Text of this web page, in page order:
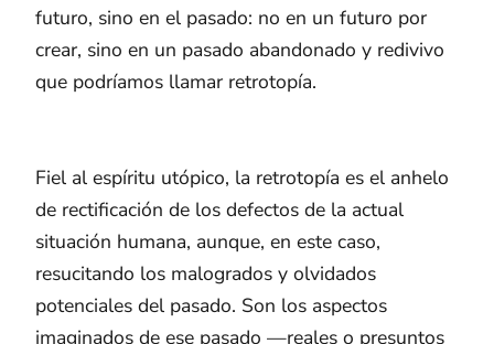
futuro, sino en el pasado: no en un futuro por
crear, sino en un pasado abandonado y redivivo
que podríamos llamar retrotopía.
Fiel al espíritu utópico, la retrotopía es el anhelo
de rectificación de los defectos de la actual
situación humana, aunque, en este caso,
resucitando los malogrados y olvidados
potenciales del pasado. Son los aspectos
imaginados de ese pasado —reales o presuntos